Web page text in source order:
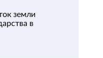
земли
в